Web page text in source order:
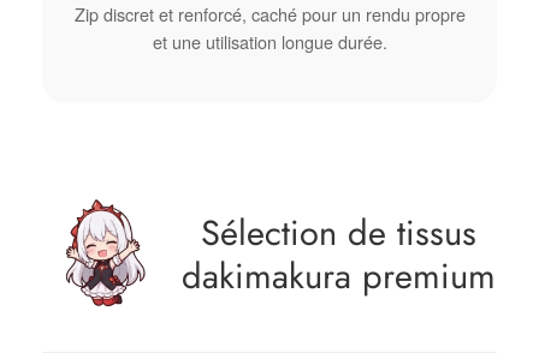
Zip discret et renforcé, caché pour un rendu propre
et une utilisation longue durée.
Sélection de tissus
dakimakura premium